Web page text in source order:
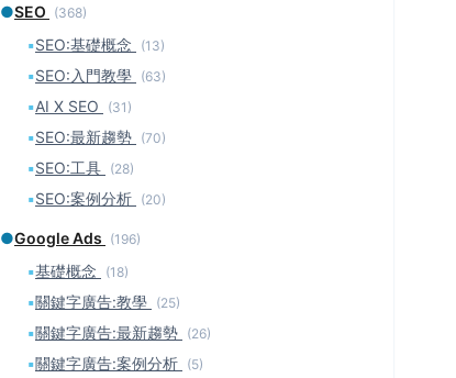
●SEO (368)
▪SEO:基礎概念 (13)
▪SEO:入門教學 (63)
▪AI X SEO (31)
▪SEO:最新趨勢 (70)
▪SEO:工具 (28)
▪SEO:案例分析 (20)
●Google Ads (196)
▪基礎概念 (18)
▪關鍵字廣告:教學 (25)
▪關鍵字廣告:最新趨勢 (26)
▪關鍵字廣告:案例分析 (5)